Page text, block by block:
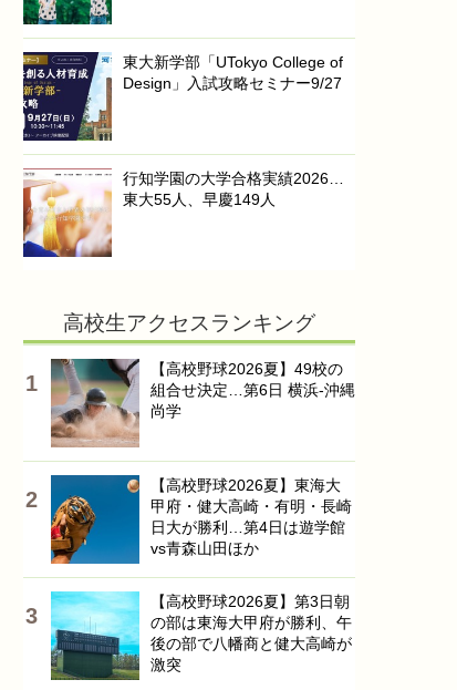
東大新学部「UTokyo College of
Design」入試攻略セミナー9/27
行知学園の大学合格実績2026…
東大55人、早慶149人
高校生アクセスランキング
【高校野球2026夏】49校の
組合せ決定…第6日 横浜-沖縄
尚学
【高校野球2026夏】東海大
甲府・健大高崎・有明・長崎
日大が勝利…第4日は遊学館
vs青森山田ほか
【高校野球2026夏】第3日朝
の部は東海大甲府が勝利、午
後の部で八幡商と健大高崎が
激突